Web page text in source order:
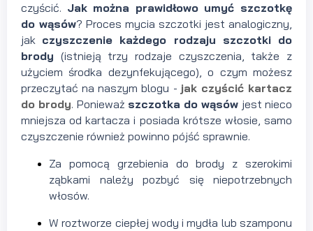
czyścić. Jak można prawidłowo umyć szczotkę
do wąsów? Proces mycia szczotki jest analogiczny,
jak czyszczenie każdego rodzaju szczotki do
brody (istnieją trzy rodzaje czyszczenia, także z
użyciem środka dezynfekującego), o czym możesz
przeczytać na naszym blogu - jak czyścić kartacz
do brody. Ponieważ szczotka do wąsów jest nieco
mniejsza od kartacza i posiada krótsze włosie, samo
czyszczenie również powinno pójść sprawnie.
Za pomocą grzebienia do brody z szerokimi
ząbkami należy pozbyć się niepotrzebnych
włosów.
W roztworze ciepłej wody i mydła lub szamponu